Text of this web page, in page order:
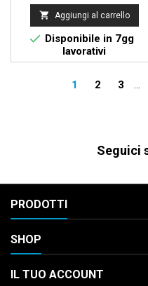
 Aggiungi al carrello
 Disponibile in 7gg
lavorativi
1 2 3 …
Seguici
PRODOTTI
SHOP
IL TUO ACCOUNT